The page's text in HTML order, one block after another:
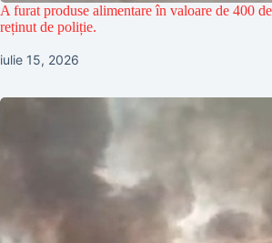
A furat produse alimentare în valoare de 400
reținut de poliție.
iulie 15, 2026